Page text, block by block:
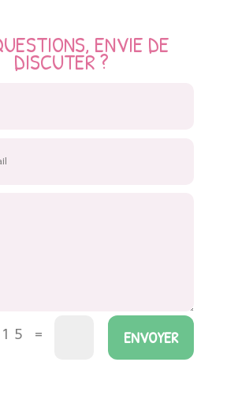
ENVIE DE
DISCUTER ?
= ENVOYER